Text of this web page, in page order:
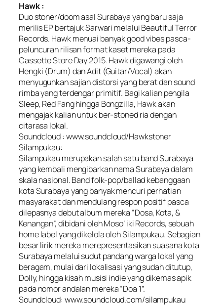
Hawk :
Duo stoner/doom asal Surabaya yang baru saja
merilis EP bertajuk Sarwari melalui Beautiful Terror
Records. Hawk menuai banyak good vibes pasca-
peluncuran rilisan format kaset mereka pada
Cassette Store Day 2015. Hawk digawangi oleh
Hengki (Drum) dan Adit (Guitar/Vocal) akan
menyuguhkan sajian distorsi yang berat dan sound
rimba yang terdengar primitif. Bagi kalian pengila
Sleep, Red Fang hingga Bongzilla, Hawk akan
mengajak kalian untuk ber-stoned ria dengan
citarasa lokal.
Soundcloud : www.soundcloud/Hawkstoner
Silampukau:
Silampukau merupakan salah satu band Surabaya
yang kembali mengibarkan nama Surabaya dalam
skala nasional. Band folk-pop/ballad kebanggaan
kota Surabaya yang banyak mencuri perhatian
masyarakat dan mendulang respon positif pasca
dilepasnya debut album mereka “Dosa, Kota, &
Kenangan”, dibidani oleh Moso’ iki Records, sebuah
home label yang dikelola oleh Silampukau. Sebagian
besar lirik mereka merepresentasikan suasana kota
Surabaya melalui sudut pandang warga lokal yang
beragam, mulai dari lokalisasi yang sudah ditutup,
Dolly, hingga kisah musisi indie yang dikemas apik
pada nomor andalan mereka “Doa 1”.
Soundcloud: www.soundcloud.com/silampukau